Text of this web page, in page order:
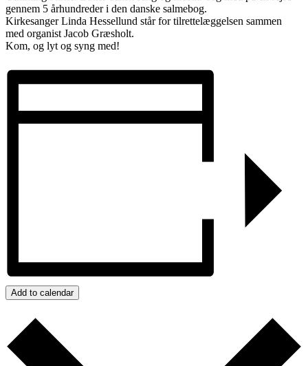
gennem 5 århundreder i den danske salmebog.
Kirkesanger Linda Hessellund står for tilrettelæggelsen sammen
med organist Jacob Græsholt.
Kom, og lyt og syng med!
Add to calendar